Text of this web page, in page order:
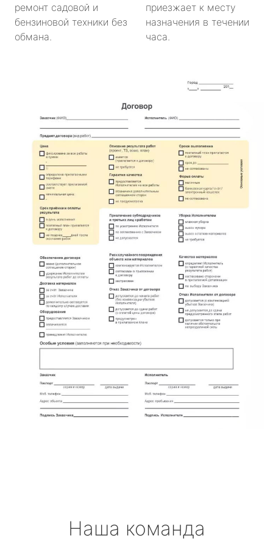
ремонт садовой и
бензиновой техники без
обмана.
приезжает к месту
назначения в течении
часа.
Наша команда